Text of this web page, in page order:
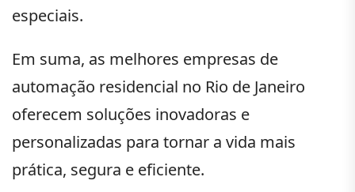
especiais.
Em suma, as melhores empresas de
automação residencial no Rio de Janeiro
oferecem soluções inovadoras e
personalizadas para tornar a vida mais
prática, segura e eficiente.